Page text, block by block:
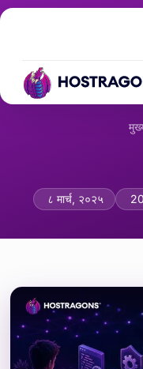
सुरक्षित कोडिंग
८ मार्च, २०२५